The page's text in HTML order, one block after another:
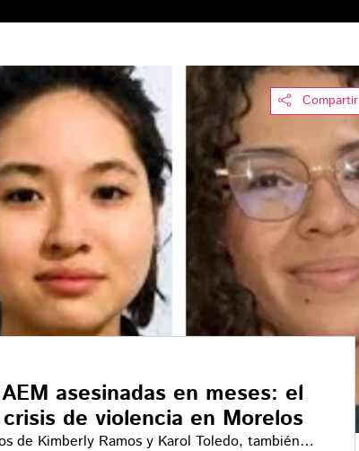
Compartir
asesinadas en meses: el
de violencia en Morelos
de Kimberly Ramos y Karol Toledo, también